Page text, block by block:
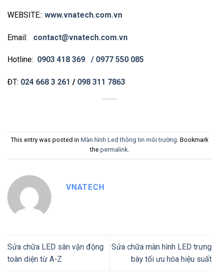
WEBSITE:: www.vnatech.com.vn
Email: contact@vnatech.com.vn
Hotline: 0903 418 369 / 0977 550 085
ĐT: 024 668 3 261 / 098 311 7863
This entry was posted in Màn hình Led thông tin môi trường. Bookmark
the permalink.
VNATECH
Sửa chữa LED sân vận động
toàn diện từ A-Z
Sửa chữa màn hình LED trưng
bày tối ưu hóa hiệu suất